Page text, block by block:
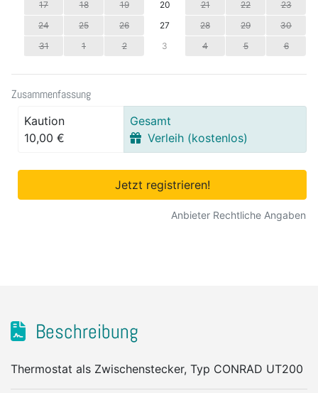
17
18 19 20 21 22
23
24
25 26 27 28 29
30
31
1 2 3 4 5 6
Zusammenfassung
Kaution
10,00 €
Gesamt
Verleih (kostenlos)
Jetzt registrieren!
Anbieter Rechtliche Angaben
Beschreibung
Thermostat als Zwischenstecker, Typ CONRAD UT200